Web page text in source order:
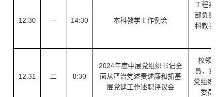
12.30 一 14:30 本科教学工作例会
工程
部负责
科教学
12.31 二 8:30
2024年度中层党组织书记全
面从严治党述责述廉和抓基
层党建工作述职评议会
校领
员，
党组织
委员